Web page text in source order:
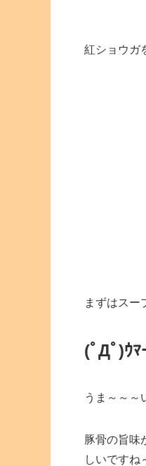
紅ショウガ
まずはスー
(ﾟДﾟ)ｳﾏ
うま～～～
豚骨の旨味
しいですね